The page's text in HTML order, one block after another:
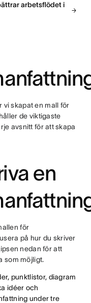
arbetsflödet i
vi skapat en mall för
de viktigaste
avsnitt för att skapa
en
för
på hur du skriver
nedan för att
som möjligt.
punktlistor, diagram
idéer och
under tre